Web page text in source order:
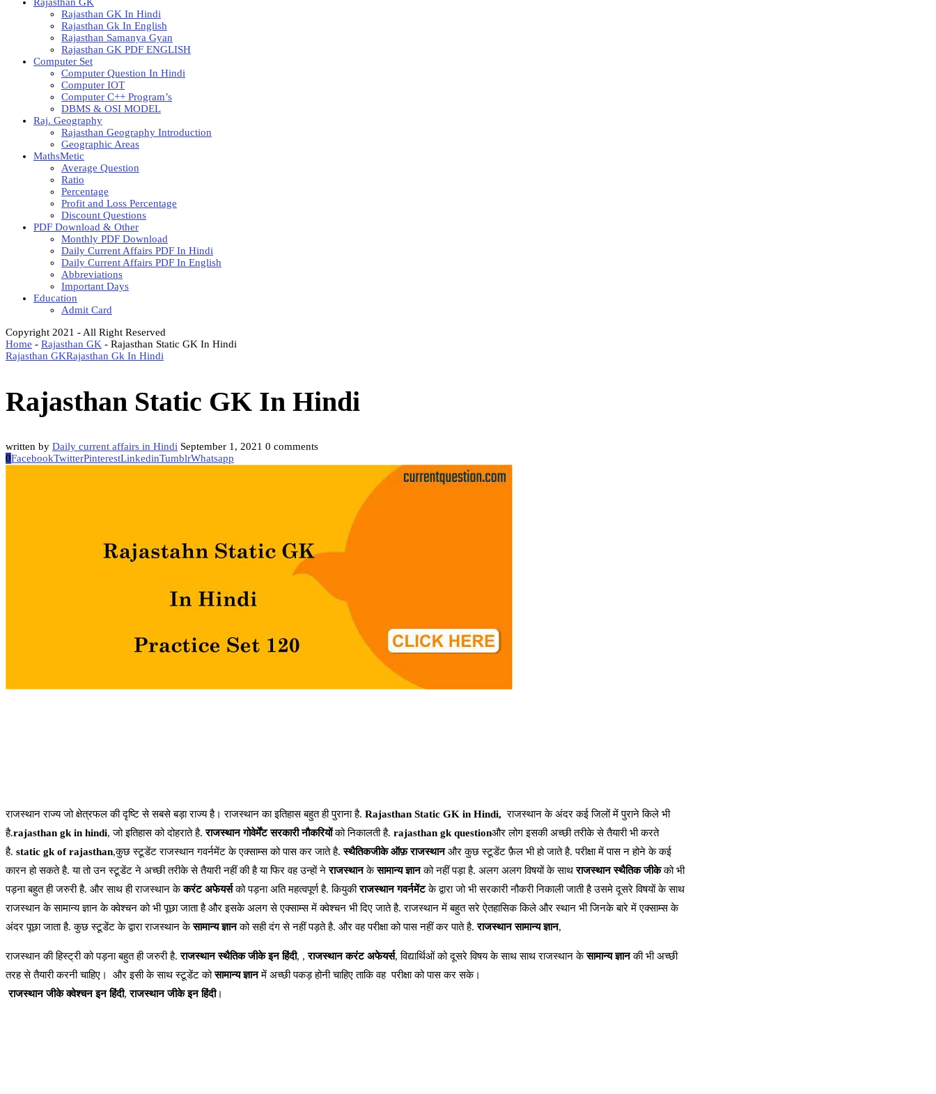
Rajasthan GK In Hindi
Rajasthan Gk In English
Rajasthan Samanya Gyan
Rajasthan GK PDF ENGLISH
Computer Set
Computer Question In Hindi
Computer IOT
Computer C++ Program’s
DBMS & OSI MODEL
Raj. Geography
Rajasthan Geography Introduction
Geographic Areas
MathsMetic
Average Question
Ratio
Percentage
Profit and Loss Percentage
Discount Questions
PDF Download & Other
Monthly PDF Download
Daily Current Affairs PDF In Hindi
Daily Current Affairs PDF In English
Abbreviations
Important Days
Education
Admit Card
Copyright 2021 - All Right Reserved
Home - Rajasthan GK - Rajasthan Static GK In Hindi
Rajasthan GKRajasthan Gk In Hindi
Rajasthan Static GK In Hindi
written by Daily current affairs in Hindi September 1, 2021 0 comments
0FacebookTwitterPinterestLinkedinTumblrWhatsapp
राजस्थान राज्य जो क्षेत्रफल की दृष्टि से सबसे बड़ा राज्य है। राजस्थान का इतिहास बहुत ही पुराना है. Rajasthan Static GK in Hindi, राजस्थान के अंदर कई जिलों में पुराने किले भी
है.rajasthan gk in hindi, जो इतिहास को दोहराते है.राजस्थान गोवेर्मेंट सरकारी नौकरियोंको निकालती है. rajasthan gk questionऔर लोग इसकी अच्छी तरीके से तैयारी भी करते
है. static gk of rajasthan,कुछ स्टूडेंट राजस्थान गवर्नमेंट के एक्साम्स को पास कर जाते है.स्थैतिकजीके ऑफ़ राजस्थानऔर कुछ स्टूडेंट फ़ैल भी हो जाते है. परीक्षा में पास न होने के कई
कारन हो सकते है. या तो उन स्टूडेंट ने अच्छी तरीके से तैयारी नहीं की है या फिर वह उन्हों नेराजस्थानकेसामान्य ज्ञानको नहीं पड़ा है. अलग अलग विषयों के साथराजस्थान स्थैतिक जीकेको भी
पड़ना बहुत ही जरुरी है. और साथ ही राजस्थान केकरंट अफेयर्सको पड़ना अति महत्वपूर्ण है. कियुकीराजस्थान गवर्नमेंटके द्वारा जो भी सरकारी नौकरी निकाली जाती है उसमे दूसरे विषयों के साथ
राजस्थान के सामान्य ज्ञान के क्वेश्चन को भी पूछा जाता है और इसके अलग से एक्साम्स में क्वेश्चन भी दिए जाते है. राजस्थान में बहुत सरे ऐतहासिक किले और स्थान भी जिनके बारे में एक्साम्स के
अंदर पूछा जाता है. कुछ स्टूडेंट के द्वारा राजस्थान केसामान्य ज्ञानको सही दंग से नहीं पड़ते है. और वह परीक्षा को पास नहीं कर पाते है.राजस्थान सामान्य ज्ञान,
राजस्थान की हिस्ट्री को पड़ना बहुत ही जरुरी है.राजस्थान स्थैतिक जीके इन हिंदी, ,राजस्थान करंट अफेयर्स, विद्यार्थिओं को दूसरे विषय के साथ साथ राजस्थान केसामान्य ज्ञानकी भी अच्छी
तरह से तैयारी करनी चाहिए। और इसी के साथ स्टूडेंट कोसामान्य ज्ञानमें अच्छी पकड़ होनी चाहिए ताकि वह परीक्षा को पास कर सके।
राजस्थान जीके क्वेश्चन इन हिंदी,राजस्थान जीके इन हिंदी।